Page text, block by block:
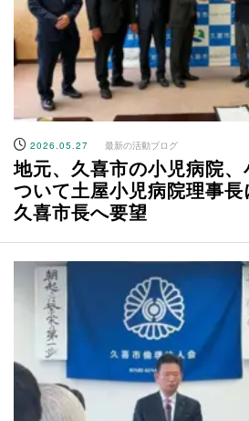
2026.05.27 最新の活動ブログ
地元、久喜市の小児病院、
ついて土屋小児病院理事
久喜市長へ要望